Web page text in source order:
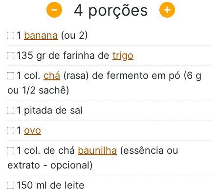
4
1 banana (ou 2)
135 gr de farinha de trigo
1 col. chá (rasa) de fermento em pó (6 g
ou 1/2 sachê)
1 pitada de sal
1 ovo
1 col. de chá baunilha (essência ou
extrato - opcional)
150 ml de leite